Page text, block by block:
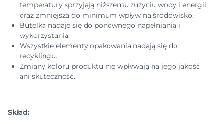
temperatury sprzyjają niższemu zużyciu wody i energii
oraz zmniejsza do minimum wpływ na środowisko.
Butelka nadaje się do ponownego napełniania i
wykorzystania.
Wszystkie elementy opakowania nadają się do
recyklingu.
Zmiany koloru produktu nie wpływają na jego jakość
ani skuteczność.
Skład: